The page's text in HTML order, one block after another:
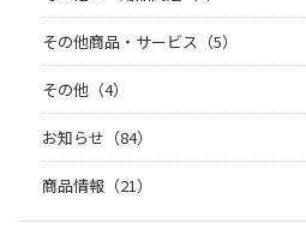
その他商品・サービス（5）
その他（4）
お知らせ（84）
商品情報（21）